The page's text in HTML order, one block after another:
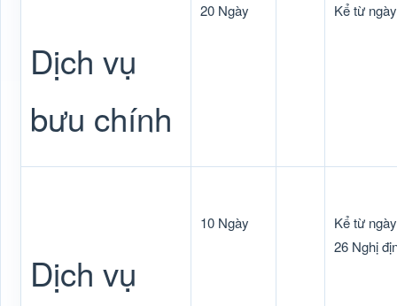
Dịch vụ
bưu chính
20 Ngày Kể từ
Dịch vụ
10 Ngày
Kể từ
26 Nghị